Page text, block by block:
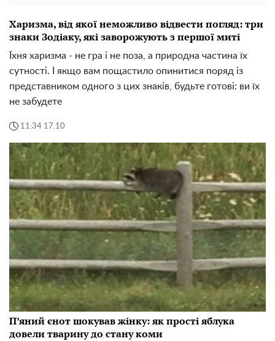
Харизма, від якої неможливо відвести погляд: три
знаки Зодіаку, які заворожують з першої миті
Їхня харизма - не гра і не поза, а природна частина їх
сутності. І якщо вам пощастило опинитися поряд із
представником одного з цих знаків, будьте готові: ви їх
не забудете
11:34 17.10
П’яний єнот шокував жінку: як прості яблука
довели тварину до стану коми